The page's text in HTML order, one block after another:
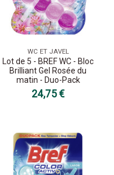
WC ET JAVEL
Lot de 5 - BREF WC - Bloc
Brilliant Gel Rosée du
matin - Duo-Pack
24,75 €